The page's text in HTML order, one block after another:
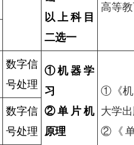
以上科目
二选一
高等
数字信
号处理
①机器学
习
②单片机
原理
①《机
大学
②《
数字信
号处理